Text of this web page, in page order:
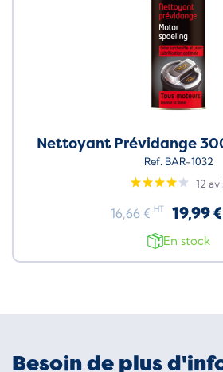
Nettoyant Prévidange
Ref. BAR-1032
12
16,66 € HT 19,99 €
En stock
Besoin de plus